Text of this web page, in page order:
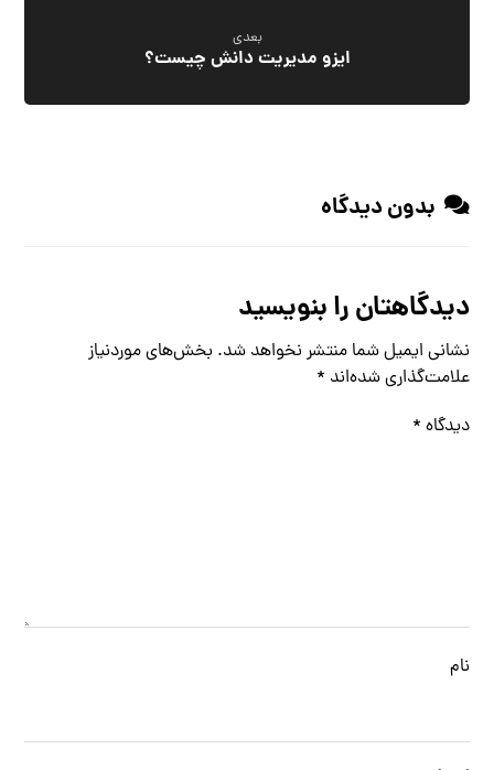
بعدی
ایزو مدیریت دانش چیست؟
بدون دیدگاه
دیدگاهتان را بنویسید
نشانی ایمیل شما منتشر نخواهد شد. بخش‌های موردنیاز
علامت‌گذاری شده‌اند *
دیدگاه *
نام